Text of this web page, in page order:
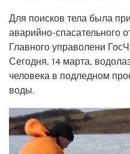
Для поисков тела была
аварийно-спасательного
Главного управолени
Сегодня, 14 марта,
человека в подледном
воды.